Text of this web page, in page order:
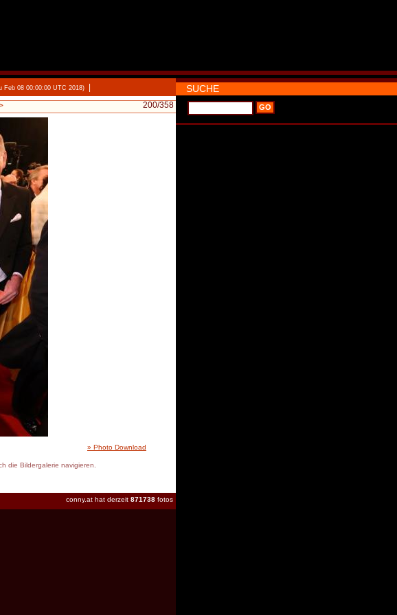
Feb 08 00:00:00 UTC 2018)
200/358
» Photo Download
die Bildergalerie navigieren.
conny.at hat derzeit 871738 fotos
SUCHE